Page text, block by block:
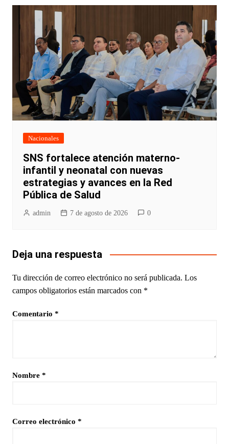
Nacionales
SNS fortalece atención materno-
infantil y neonatal con nuevas
estrategias y avances en la Red
Pública de Salud
admin 7 de agosto de 2026 0
Deja una respuesta
Tu dirección de correo electrónico no será publicada. Los
campos obligatorios están marcados con *
Comentario *
Nombre *
Correo electrónico *